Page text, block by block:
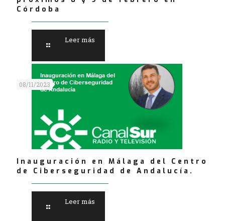
Córdoba
Leer más
08/11/2023
Inauguración en Málaga del Centro
de Ciberseguridad de Andalucía.
Leer más